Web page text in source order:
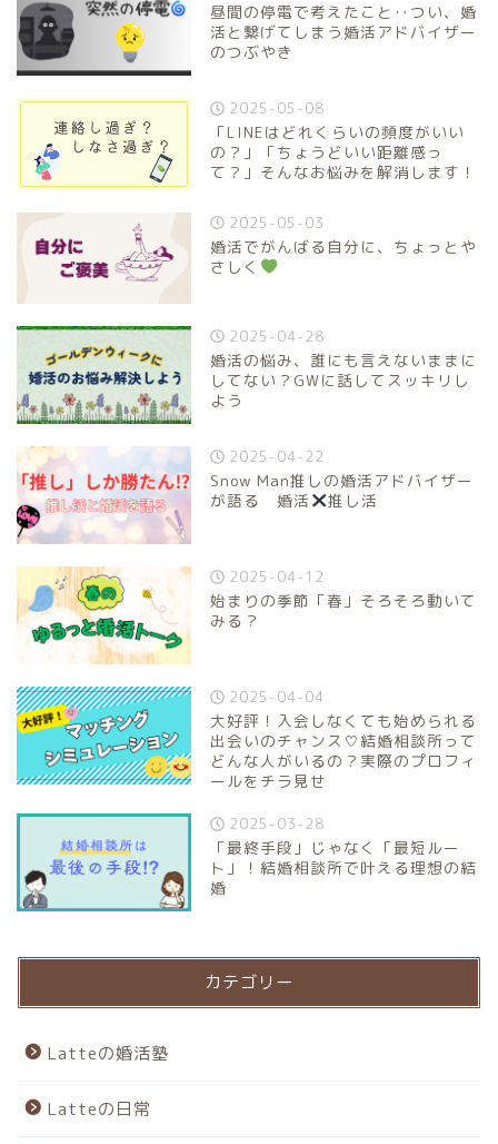
昼間の停電で考えたこと‥つい、婚
活と繋げてしまう婚活アドバイザー
のつぶやき
2025-05-08
「LINEはどれくらいの頻度がいい
の？」「ちょうどいい距離感っ
て？」そんなお悩みを解消します！
2025-05-03
婚活でがんばる自分に、ちょっとや
さしく
2025-04-28
婚活の悩み、誰にも言えないままに
してない？GWに話してスッキリし
よう
2025-04-22
Snow Man推しの婚活アドバイザー
が語る 婚活
推し活
2025-04-12
始まりの季節「春」そろそろ動いて
みる？
2025-04-04
大好評！入会しなくても始められる
出会いのチャンス♡結婚相談所って
どんな人がいるの？実際のプロフィ
ールをチラ見せ
2025-03-28
「最終手段」じゃなく「最短ルー
ト」！結婚相談所で叶える理想の結
婚
カテゴリー
Latteの婚活塾
Latteの日常